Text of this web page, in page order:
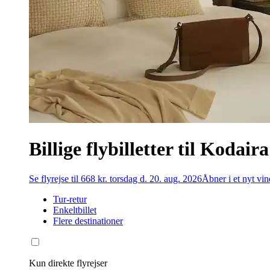
Billige flybilletter til Kodaira
Se flyrejse til 668 kr. torsdag d. 20. aug. 2026Åbner i et nyt
Tur-retur
Enkeltbillet
Flere destinationer
Kun direkte flyrejser